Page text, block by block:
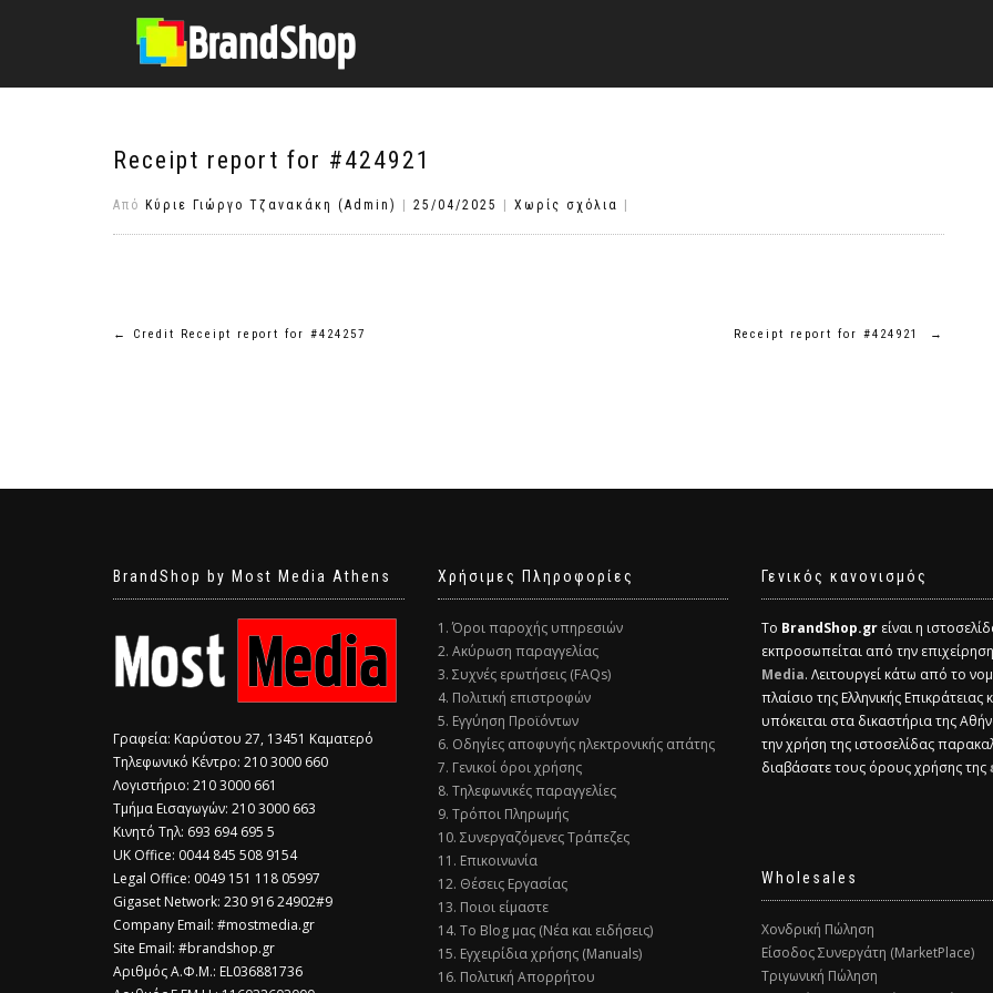
Receipt report for #424921
Από Κύριε Γιώργο Τζανακάκη (Admin) 25/04/2025 Χωρίς σχόλια
Πλοήγηση
← Credit Receipt report for #424257 Receipt report for #424921 →
BrandShop by Most Media Athens
Γραφεία: Καρύστου 27, 13451 Καματερό
Τηλεφωνικό Κέντρο: 210 3000 660
Λογιστήριο: 210 3000 661
Τμήμα Εισαγωγών: 210 3000 663
Κινητό Τηλ: 693 694 695 5
​UK Office: 0044 845 508 9154
Legal Office: 0049 151 118 05997
Gigaset Network: 230 916 24902#9
Company Email: #mostmedia.gr
Site Email: #brandshop.gr
Αριθμός Α.Φ.Μ.: EL036881736
Χρήσιμες Πληροφορίες
1. Όροι παροχής υπηρεσιών
2. Ακύρωση παραγγελίας
3. Συχνές ερωτήσεις (FAQs)
4. Πολιτική επιστροφών
5. Εγγύηση Προϊόντων
6. Οδηγίες αποφυγής ηλεκτρονικής απάτης
7. Γενικοί όροι χρήσης
8. Τηλεφωνικές παραγγελίες
9. Τρόποι Πληρωμής
10. Συνεργαζόμενες Τράπεζες
11. Επικοινωνία
12. Θέσεις Εργασίας
13. Ποιοι είμαστε
14. Το Blog μας (Νέα και ειδήσεις)
15. Εγχειρίδια χρήσης (Manuals)
16. Πολιτική Απορρήτου
Γενικός κανονισμός
Το BrandShop.gr είναι η
εκπροσωπείται από την
Media. Λειτουργεί κάτω από το
πλαίσιο της Ελληνικής Επικράτειας
υπόκειται στα δικαστήρια της
την χρήση της ιστοσελίδας
διαβάσατε τους όρους χρήσης της
Wholesales
Χονδρική Πώληση
Είσοδος Συνεργάτη (MarketPlace)
Τριγωνική Πώληση